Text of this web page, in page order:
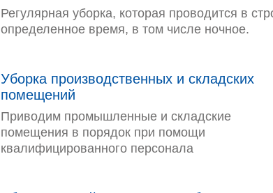
Регулярная уборка, которая проводится в
определенное время, в том числе ночное.
Уборка производственных и складских
помещений
Приводим промышленные и складские
помещения в порядок при помощи
квалифицированного персонала